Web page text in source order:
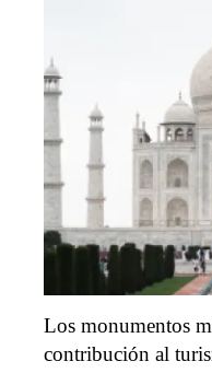
Los monumentos
contribución al